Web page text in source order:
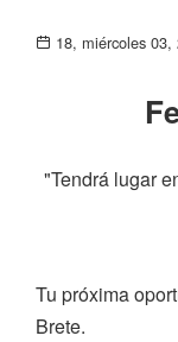
18, miércoles 03,
"Tendrá lugar
Tu próxima
Brete.